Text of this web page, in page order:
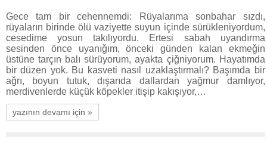
Gece tam bir cehennemdi: Rüyalarıma sonbahar sızdı,
rüyaların birinde ölü vaziyette suyun içinde sürükleniyordum,
cesedime yosun takılıyordu. Ertesi sabah uyandırma
sesinden önce uyanıǧım, önceki günden kalan ekmeǧin
üstüne tarçın balı sürüyorum, ayakta çiǧniyorum. Hayatımda
bir düzen yok. Bu kasveti nasıl uzaklaştırmalı? Başımda bir
aǧrı, boyun tutuk, dışarıda dallardan yağmur damlıyor,
merdivenlerde küçük köpekler itişip kakışıyor,…
yazının devamı için »